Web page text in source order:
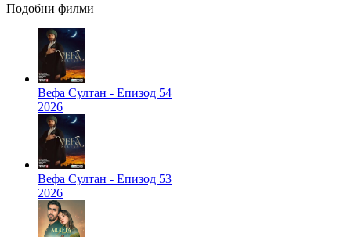
Подобни филми
Вефа Султан - Епизод 54
2026
Вефа Султан - Епизод 53
2026